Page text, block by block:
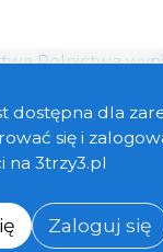
Rolnictwa
oraz o
spadło poniżej
pogłowie
dostępna dla
się i
na 3trzy3.pl
Zaloguj się